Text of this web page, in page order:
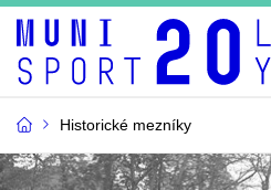
Historické mezníky